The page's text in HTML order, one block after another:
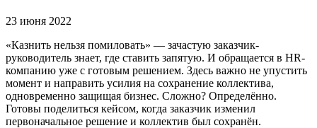
23 июня 2022
«Казнить нельзя помиловать» — зачастую заказчик-
руководитель знает, где ставить запятую. И обращается в HR-
компанию уже с готовым решением. Здесь важно не упустить
момент и направить усилия на сохранение коллектива,
одновременно защищая бизнес. Сложно? Определённо.
Готовы поделиться кейсом, когда заказчик изменил
первоначальное решение и коллектив был сохранён.